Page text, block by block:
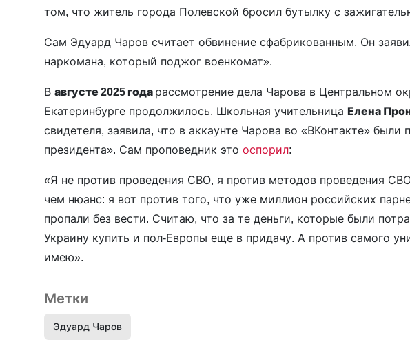
том, что житель города Полевской бросил бутылку с
Сам Эдуард Чаров считает обвинение сфабрикованным. Он
наркомана, который поджог военкомат».
В августе 2025 года рассмотрение дела Чарова в Центральном
Екатеринбурге продолжилось. Школьная учительница Елена
свидетеля, заявила, что в аккаунте Чарова во «ВКонтакте»
президента». Сам проповедник это оспорил:
«Я не против проведения СВО, я против методов проведения
чем нюанс: я вот против того, что уже миллион российских
пропали без вести. Считаю, что за те деньги, которые были
Украину купить и пол-Европы еще в придачу. А против самого
имею».
Метки
Эдуард Чаров